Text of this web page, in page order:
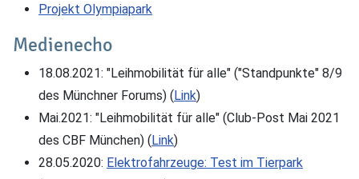
Projekt Olympiapark
Medienecho
18.08.2021: "Leihmobilität für alle" ("Standpunkte" 8/9
des Münchner Forums) ( Link)
Mai.2021: "Leihmobilität für alle" (Club-Post Mai 2021
des CBF München) ( Link)
28.05.2020: Elektrofahrzeuge: Test im Tierpark